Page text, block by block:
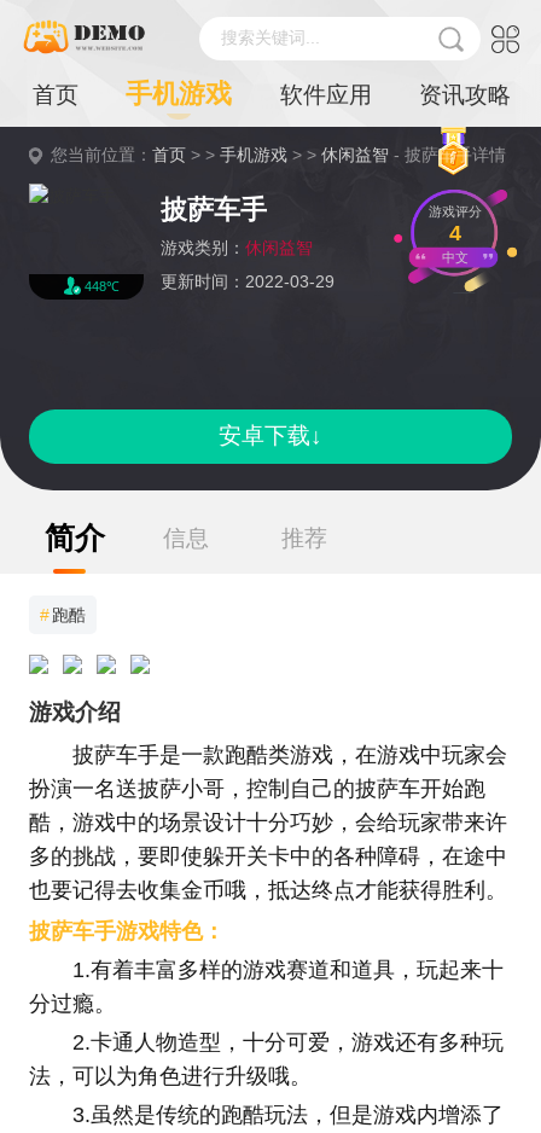
搜索关键词...
首页 手机游戏 软件应用 资讯攻略
您当前位置：首页 > >手机游戏 > >休闲益智 - 披萨车手详情
448℃
披萨车手
游戏类别： 休闲益智
更新时间：2022-03-29
游戏评分
4
中文
安卓下载↓
简介 信息 推荐
#跑酷
游戏介绍
披萨车手是一款跑酷类游戏，在游戏中玩家会
扮演一名送披萨小哥，控制自己的披萨车开始跑
酷，游戏中的场景设计十分巧妙，会给玩家带来许
多的挑战，要即使躲开关卡中的各种障碍，在途中
也要记得去收集金币哦，抵达终点才能获得胜利。
披萨车手游戏特色：
1.有着丰富多样的游戏赛道和道具，玩起来十
分过瘾。
2.卡通人物造型，十分可爱，游戏还有多种玩
法，可以为角色进行升级哦。
3.虽然是传统的跑酷玩法，但是游戏内增添了